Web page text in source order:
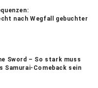
nach Wegfall gebuchter
Sword – So stark muss
Samurai-Comeback sein